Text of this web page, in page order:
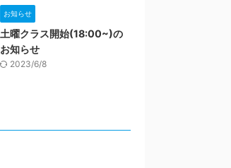
お知らせ
土曜クラス開始(18:00~)の
お知らせ
2023/6/8